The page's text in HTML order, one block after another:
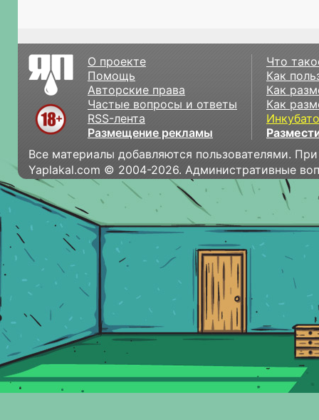
О проекте
Помощь
Авторские права
Частые вопросы и ответы
RSS-лента
Размещение рекламы
Что
Как
Как
Как
Все материалы добавляются пользователями.
Yaplakal.com © 2004-2026. Административные